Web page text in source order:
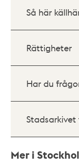
Så här
Rättigheter
Har du
Mer i